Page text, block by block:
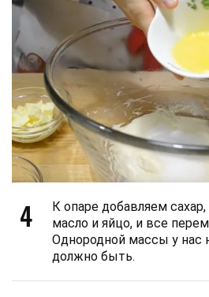
4
К опаре добавляем
масло и яйцо, и все
Однородной массы у нас
должно быть.